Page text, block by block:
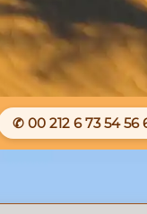
✆ 00 212 6 73 54 56